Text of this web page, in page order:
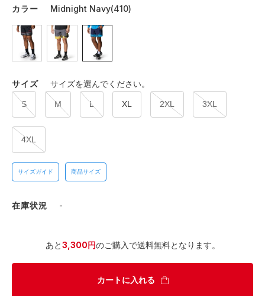
カラー
Midnight Navy(410)
サイズ サイズを選んでください。
S M L XL 2XL 3XL
4XL
サイズガイド 商品サイズ
在庫状況 -
あと3,300円のご購入で送料無料となります。
カートに入れる